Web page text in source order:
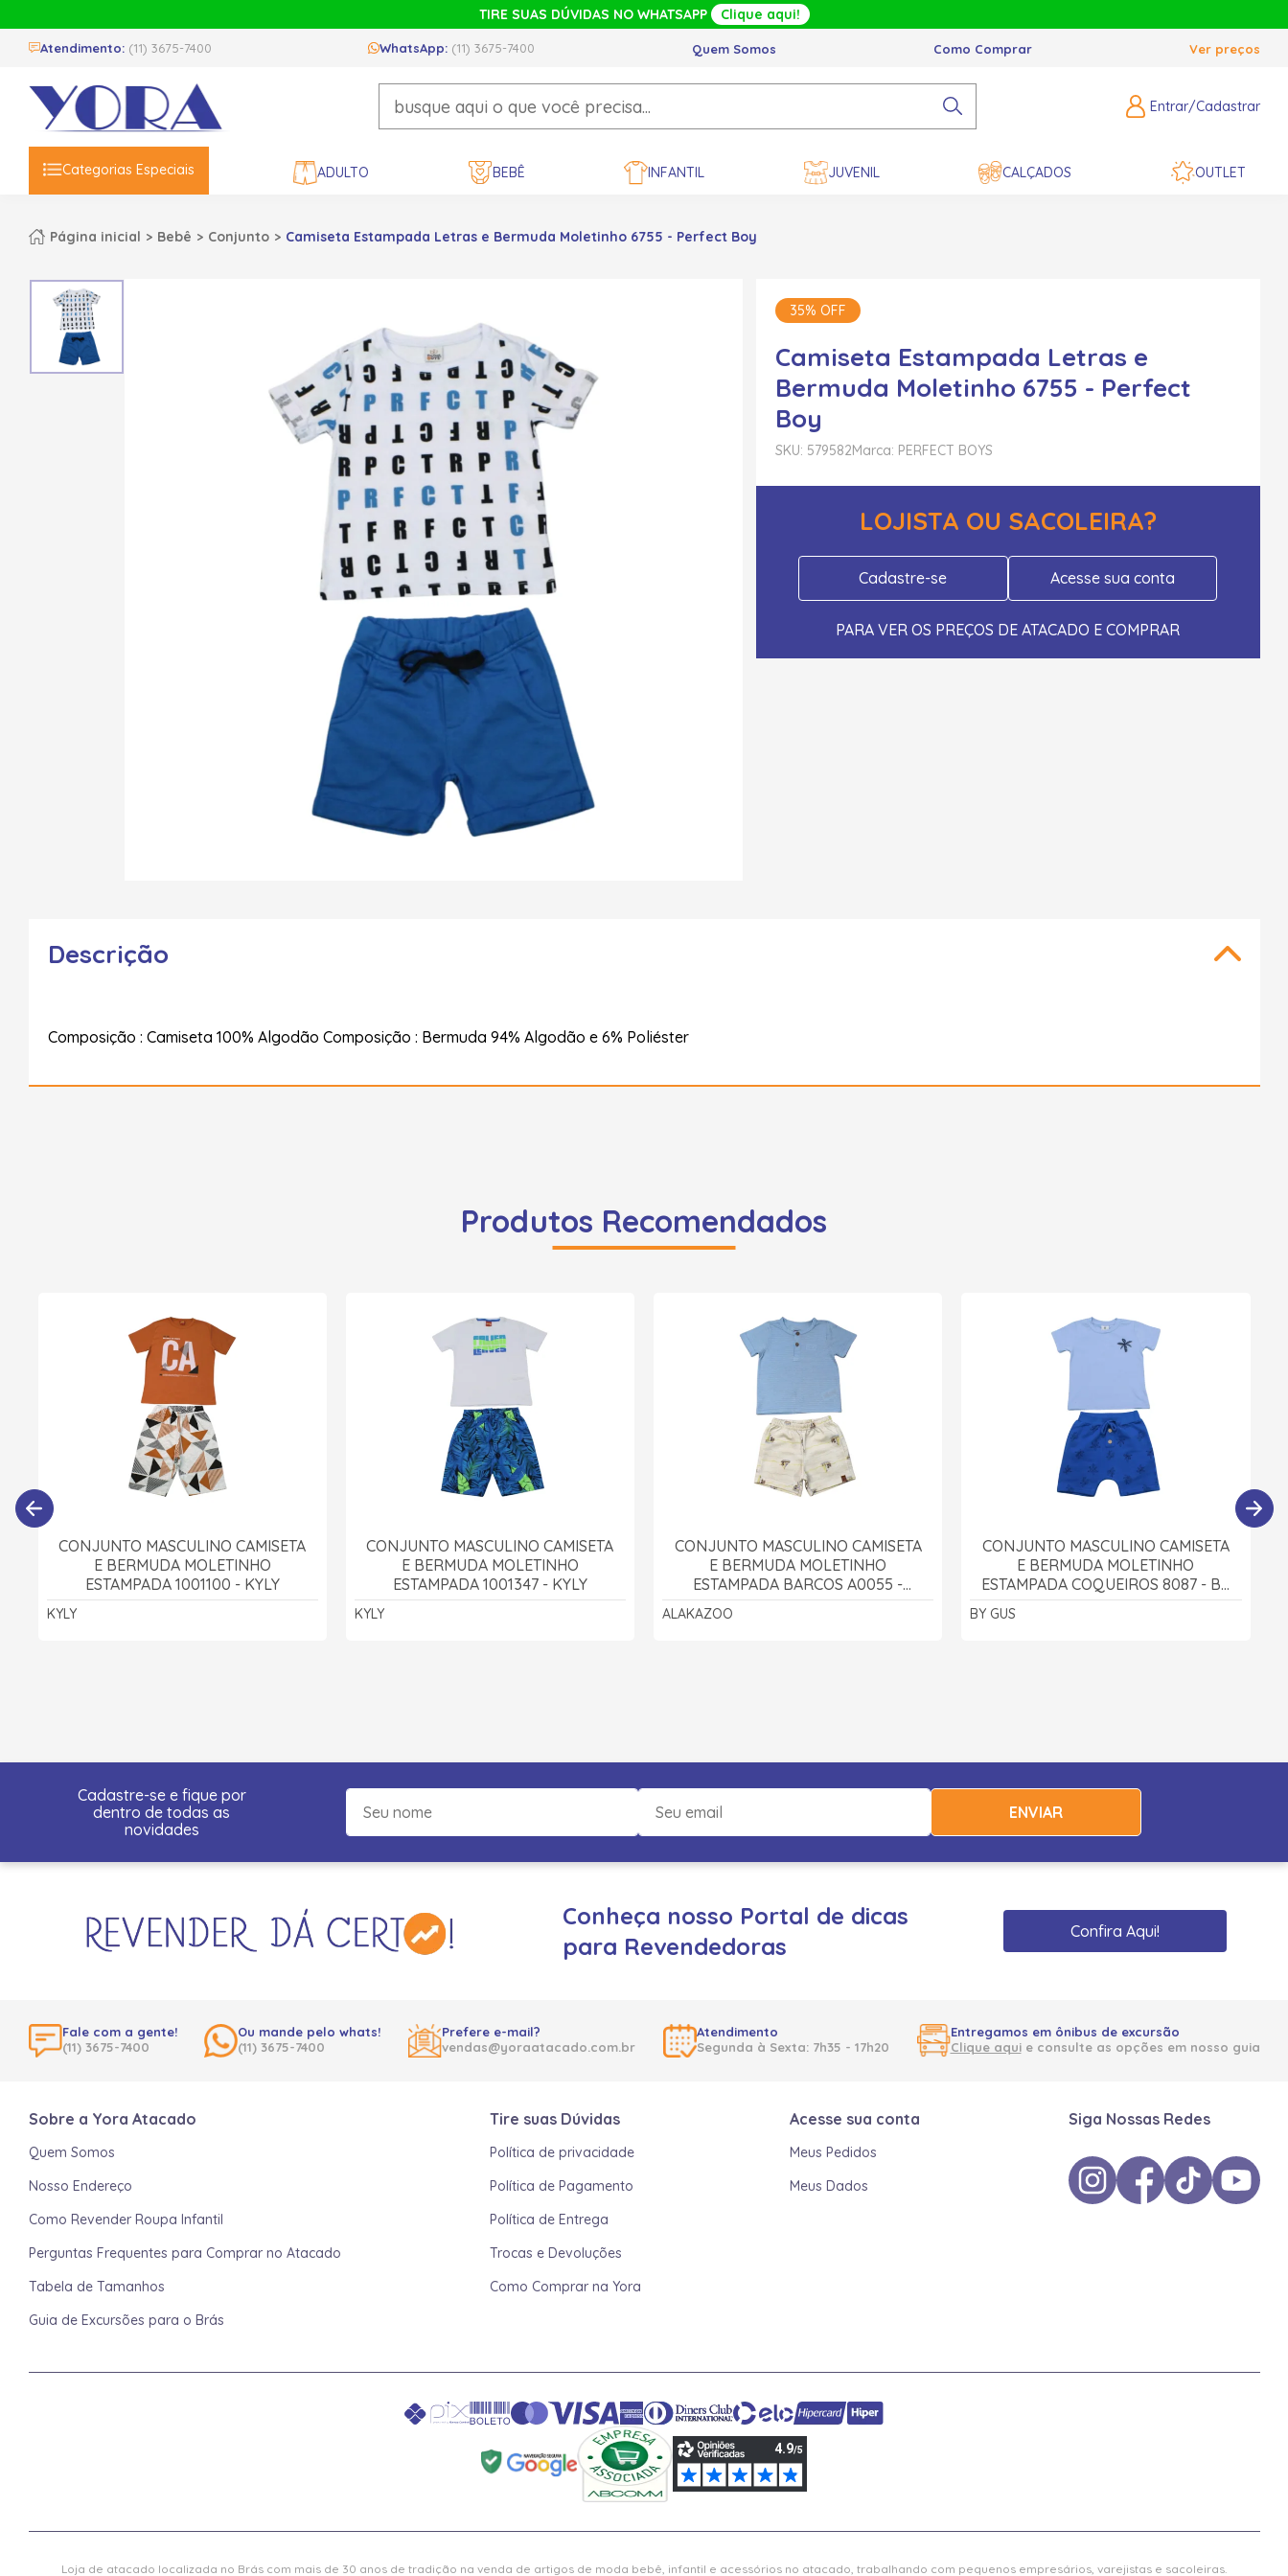
TIRE SUAS DÚVIDAS NO WHATSAPP Clique aqui!
Atendimento: (11) 3675-7400 WhatsApp: (11) 3675-7400 Quem Somos Como Comprar Ver preços
Entrar/Cadastrar
Categorias Especiais ADULTO BEBÊ INFANTIL JUVENIL CALÇADOS OUTLET
Página inicial Bebê Conjunto Camiseta Estampada Letras e Bermuda Moletinho 6755 - Perfect Boy
35% OFF
Camiseta Estampada Letras e
Bermuda Moletinho 6755 - Perfect
Boy
SKU: 579582Marca: PERFECT BOYS
LOJISTA OU SACOLEIRA?
Cadastre-se Acesse sua conta
PARA VER OS PREÇOS DE ATACADO E COMPRAR
Descrição
Composição : Camiseta 100% Algodão Composição : Bermuda 94% Algodão e 6% Poliéster
Produtos Recomendados
CONJUNTO MASCULINO CAMISETA
E BERMUDA MOLETINHO
ESTAMPADA 1001100 - KYLY
KYLY
CONJUNTO MASCULINO CAMISETA
E BERMUDA MOLETINHO
ESTAMPADA 1001347 - KYLY
KYLY
CONJUNTO MASCULINO CAMISETA
E BERMUDA MOLETINHO
ESTAMPADA BARCOS A0055 -
ALAKAZOO
ALAKAZOO
CONJUNTO MASCULINO CAMISETA
E BERMUDA MOLETINHO
ESTAMPADA COQUEIROS 8087 - BY
GUS
BY GUS
Cadastre-se e fique por
dentro de todas as
novidades
ENVIAR
Conheça nosso Portal de dicas
para Revendedoras
Confira Aqui!
Fale com a gente!
(11) 3675-7400
Ou mande pelo whats!
(11) 3675-7400
Prefere e-mail?
vendas@yoraatacado.com.br
Atendimento
Segunda à Sexta: 7h35 - 17h20
Entregamos em ônibus de excursão
Clique aquie consulte as opções em nosso guia
Sobre a Yora Atacado
Quem Somos
Nosso Endereço
Como Revender Roupa Infantil
Perguntas Frequentes para Comprar no Atacado
Tabela de Tamanhos
Guia de Excursões para o Brás
Tire suas Dúvidas
Política de privacidade
Política de Pagamento
Política de Entrega
Trocas e Devoluções
Como Comprar na Yora
Acesse sua conta
Meus Pedidos
Meus Dados
Siga Nossas Redes
Loja de atacado localizada no Brás com mais de 30 anos de tradição na venda de artigos de moda bebê, infantil e acessórios no atacado, trabalhando com pequenos empresários, varejistas e sacoleiras.